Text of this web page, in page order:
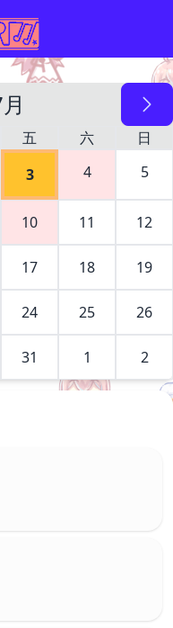
五 六
日
3 4 5
10 11 12
17 18 19
24 25 26
31 1 2